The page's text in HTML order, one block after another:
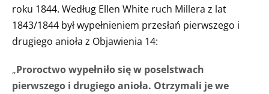
roku 1844. Według Ellen White ruch Millera z lat
1843/1844 był wypełnieniem przesłań pierwszego i
drugiego anioła z Objawienia 14:
„Proroctwowypełniło sięw poselstwach
pierwszego i drugiego anioła. Otrzymali je we